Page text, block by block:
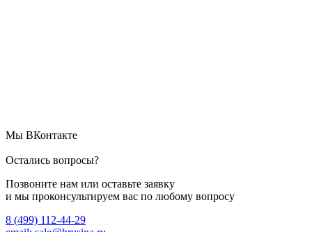
Мы ВКонтакте
Остались вопросы?
Позвоните нам или оставьте заявку
и мы проконсультируем вас по любому вопросу
8 (499) 112-44-29